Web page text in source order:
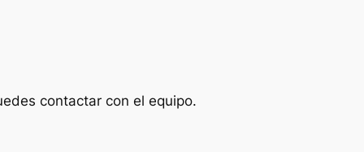
contactar con el equipo.